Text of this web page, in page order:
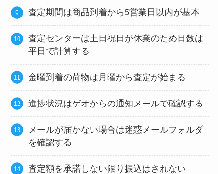
査定期間は商品到着から5営業日以内が基本
査定センターは土日祝日が休業のため日数は
平日で計算する
金曜到着の荷物は月曜から査定が始まる
進捗状況はゲオからの通知メールで確認する
メールが届かない場合は迷惑メールフォルダ
を確認する
査定額を承諾しない限り振込はされない